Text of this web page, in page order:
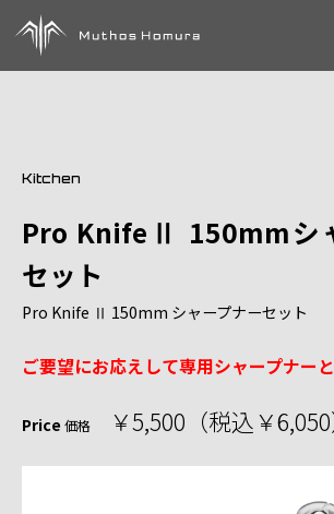
Kitchen
Pro KnifeⅡ 150mmシ
セット
Pro Knife Ⅱ 150mm シャープナーセット
ご要望にお応えして専用シャープナー
Price 価格 ￥5,500（税込￥6,050